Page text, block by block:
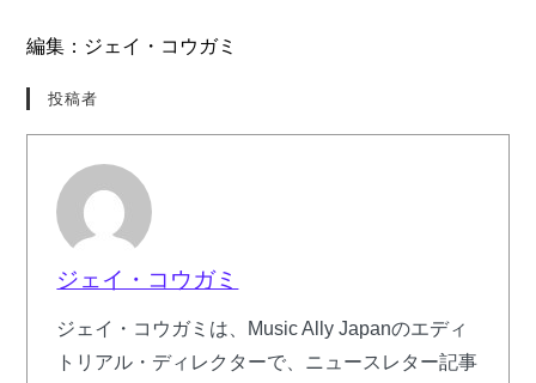
編集：ジェイ・コウガミ
投稿者
ジェイ・コウガミ
ジェイ・コウガミは、Music Ally Japanのエディ
トリアル・ディレクターで、ニュースレター記事